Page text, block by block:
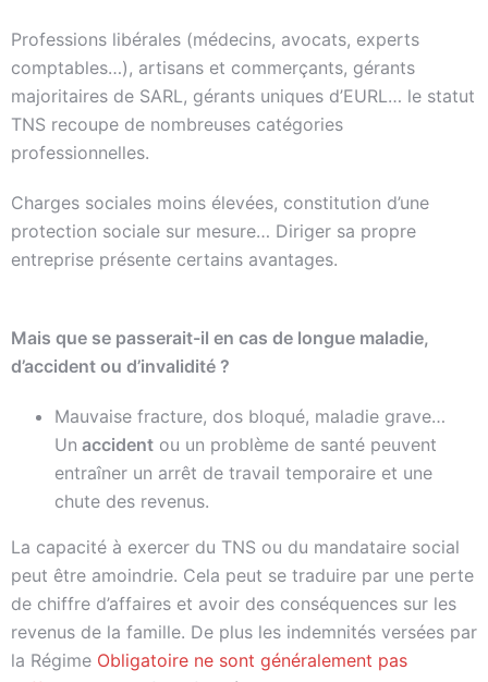
Professions libérales (médecins, avocats, experts
comptables…), artisans et commerçants, gérants
majoritaires de SARL, gérants uniques d’EURL… le statut
TNS recoupe de nombreuses catégories
professionnelles.
Charges sociales moins élevées, constitution d’une
protection sociale sur mesure… Diriger sa propre
entreprise présente certains avantages.
Mais que se passerait-il en cas de longue maladie,
d’accident ou d’invalidité ?
Mauvaise fracture, dos bloqué, maladie grave…
Un accident ou un problème de santé peuvent
entraîner un arrêt de travail temporaire et une
chute des revenus.
La capacité à exercer du TNS ou du mandataire social
peut être amoindrie. Cela peut se traduire par une perte
de chiffre d’affaires et avoir des conséquences sur les
revenus de la famille. De plus les indemnités versées par
la Régime Obligatoire ne sont généralement pas